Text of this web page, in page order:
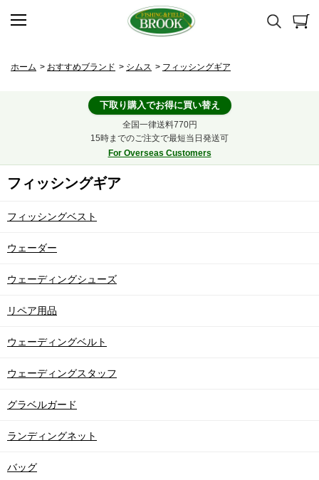
ホーム > おすすめブランド > シムス > フィッシングギア
下取り購入でお得に買い替え
全国一律送料770円
15時までのご注文で最短当日発送可
For Overseas Customers
フィッシングギア
フィッシングベスト
ウェーダー
ウェーディングシューズ
リペア用品
ウェーディングベルト
ウェーディングスタッフ
グラベルガード
ランディングネット
バッグ